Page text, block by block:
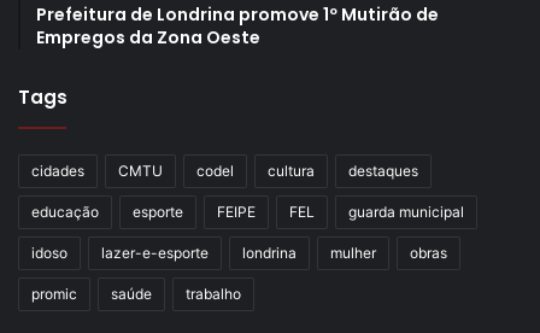
Prefeitura de Londrina promove 1º Mutirão de
Empregos da Zona Oeste
Tags
cidades CMTU codel cultura destaques
educação esporte FEIPE FEL guarda municipal
idoso lazer-e-esporte londrina mulher obras
promic saúde trabalho